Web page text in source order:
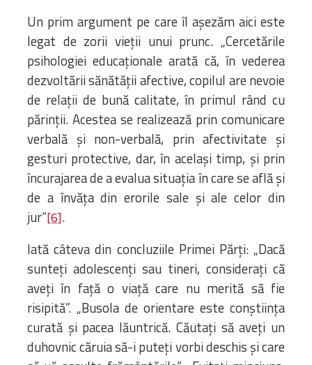
Un prim argument pe care îl așezăm aici este
legat de zorii vieții unui prunc. „Cercetările
psihologiei educaționale arată că, în vederea
dezvoltării sănătății afective, copilul are nevoie
de relații de bună calitate, în primul rând cu
părinții. Acestea se realizează prin comunicare
verbală și non-verbală, prin afectivitate și
gesturi protective, dar, în același timp, și prin
încurajarea de a evalua situația în care se află și
de a învăța din erorile sale și ale celor din
jur”[6].
Iată câteva din concluziile Primei Părți: „Dacă
sunteți adolescenți sau tineri, considerați că
aveți în față o viață care nu merită să fie
risipită”. „Busola de orientare este conștiința
curată și pacea lăuntrică. Căutați să aveți un
duhovnic căruia să-i puteți vorbi deschis și care